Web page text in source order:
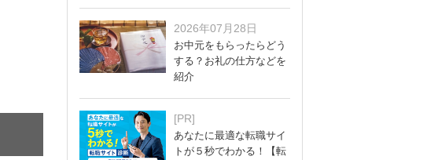
2026年07月28日
お中元をもらったらどう
する？お礼の仕方などを
紹介
[PR]
あなたに最適な転職サイ
トが５秒でわかる！【転